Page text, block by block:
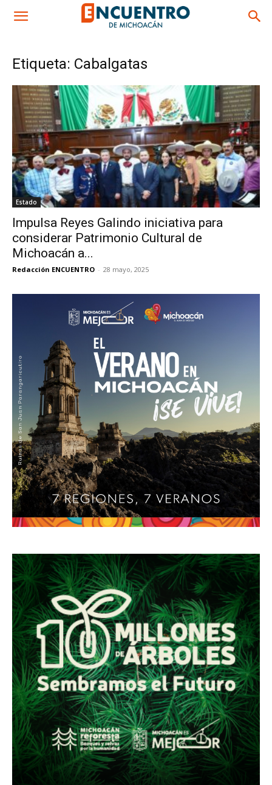
Etiqueta: Cabalgatas
Estado
Impulsa Reyes Galindo iniciativa para
considerar Patrimonio Cultural de
Michoacán a...
Redacción ENCUENTRO - 28 mayo, 2025